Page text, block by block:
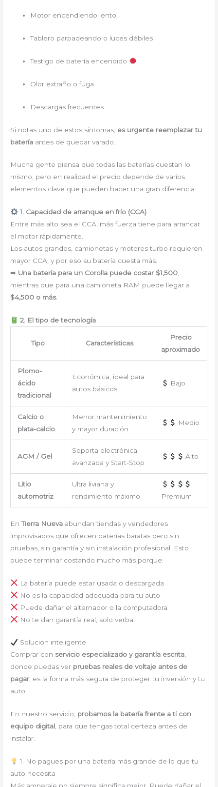
Motor encendiendo lento
Tablero parpadeando o luces débiles
Testigo de batería encendido
Olor extraño o fuga
Descargas frecuentes
Si notas uno de estos síntomas, es urgente reemplazar tu
batería antes de quedar varado.
Mucha gente piensa que todas las baterías cuestan lo
mismo, pero en realidad el precio depende de varios
elementos clave que pueden hacer una gran diferencia:
1. Capacidad de arranque en frío (CCA)
Entre más alto sea el CCA, más fuerza tiene para arrancar
el motor rápidamente.
Los autos grandes, camionetas y motores turbo requieren
mayor CCA, y por eso su batería cuesta más.
➡ Una batería para un Corolla puede costar $1,500,
mientras que para una camioneta RAM puede llegar a
$4,500 o más.
2. El tipo de tecnología
Tipo Características
Precio
aproximado
Plomo-
ácido
tradicional
Económica, ideal para
autos básicos
Bajo
Calcio o
plata-calcio
Menor mantenimiento
y mayor duración
Medio
AGM / Gel
Soporta electrónica
avanzada y Start-Stop
Alto
Litio
automotriz
Ultra liviana y
rendimiento máximo
Premium
EnTierra Nueva abundan tiendas y vendedores
improvisados que ofrecen baterías baratas pero sin
pruebas, sin garantía y sin instalación profesional. Esto
puede terminar costando mucho más porque:
La batería puede estar usada o descargada
No es la capacidad adecuada para tu auto
Puede dañar el alternador o la computadora
No te dan garantía real, solo verbal
Solución inteligente
Comprar con servicio especializado y garantía escrita,
donde puedas ver pruebas reales de voltaje antes de
pagar, es la forma más segura de proteger tu inversión y tu
auto.
En nuestro servicio, probamos la batería frente a ti con
equipo digital, para que tengas total certeza antes de
instalar.
1. No pagues por una batería más grande de lo que tu
auto necesita